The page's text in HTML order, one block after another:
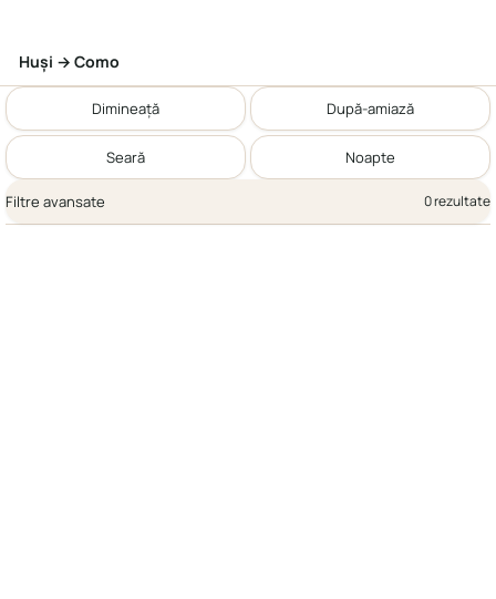
Huși → Como
Dimineață După-amiază
Seară Noapte
Filtre avansate 0 rezultate